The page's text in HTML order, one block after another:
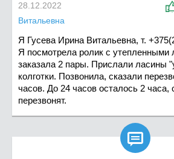
28.12.2022
Витальевна
Я Гусева Ирина Витальевна, т.
Я посмотрела ролик с утепленными
заказала 2 пары. Прислали ласины
колготки. Позвонила, сказали
часов. До 24 часов осталось 2 часа,
перезвонят.
